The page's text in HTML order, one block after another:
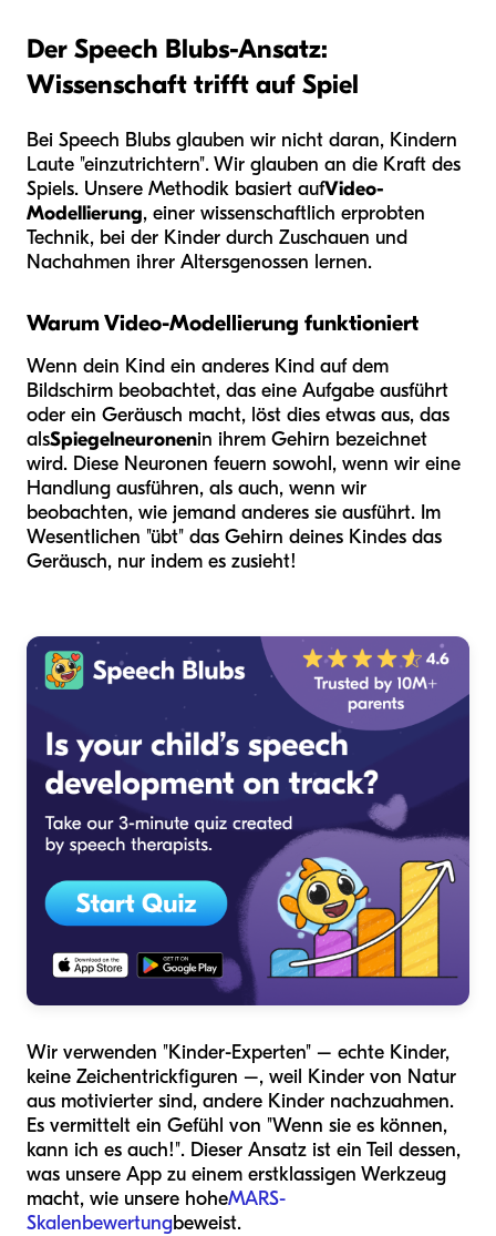
Der Speech Blubs-Ansatz:
Wissenschaft trifft auf Spiel
Bei Speech Blubs glauben wir nicht daran, Kindern
Laute "einzutrichtern". Wir glauben an die Kraft des
Spiels. Unsere Methodik basiert aufVideo-
Modellierung, einer wissenschaftlich erprobten
Technik, bei der Kinder durch Zuschauen und
Nachahmen ihrer Altersgenossen lernen.
Warum Video-Modellierung funktioniert
Wenn dein Kind ein anderes Kind auf dem
Bildschirm beobachtet, das eine Aufgabe ausführt
oder ein Geräusch macht, löst dies etwas aus, das
alsSpiegelneuronenin ihrem Gehirn bezeichnet
wird. Diese Neuronen feuern sowohl, wenn wir eine
Handlung ausführen, als auch, wenn wir
beobachten, wie jemand anderes sie ausführt. Im
Wesentlichen "übt" das Gehirn deines Kindes das
Geräusch, nur indem es zusieht!
Wir verwenden "Kinder-Experten" – echte Kinder,
keine Zeichentrickfiguren –, weil Kinder von Natur
aus motivierter sind, andere Kinder nachzuahmen.
Es vermittelt ein Gefühl von "Wenn sie es können,
kann ich es auch!". Dieser Ansatz ist ein Teil dessen,
was unsere App zu einem erstklassigen Werkzeug
macht, wie unsere hoheMARS-
Skalenbewertungbeweist.